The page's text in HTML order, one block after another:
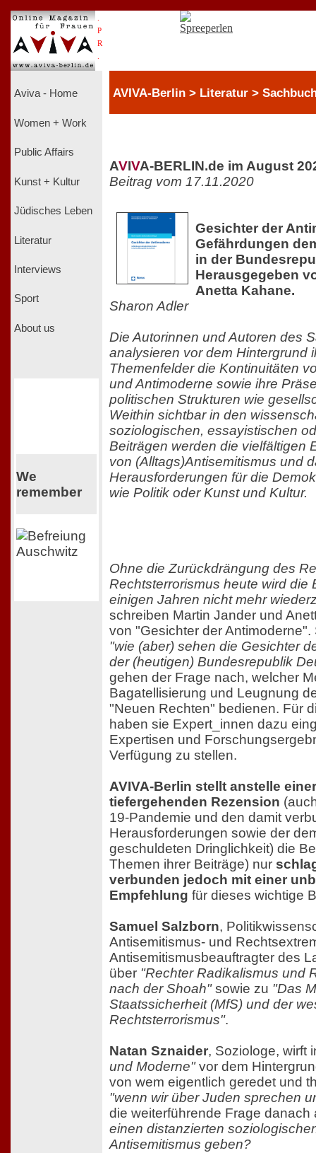
P
R
Aviva - Home
Women + Work
Public Affairs
Kunst + Kultur
Jüdisches Leben
Literatur
Interviews
Sport
About us
We
remember
AVIVA-Berlin > Literatur >
AVIVA-BERLIN.de im August
Beitrag vom 17.11.2020
Gesichter der
Gefährdungen
in der
Herausgegeben
Anetta Kahane.
Sharon Adler
Die Autorinnen und Autoren des
analysieren vor dem Hintergrund
Themenfelder die Kontinuitäten
und Antimoderne sowie ihre
politischen Strukturen wie
Weithin sichtbar in den
soziologischen, essayistischen
Beiträgen werden die vielfältigen
von (Alltags)Antisemitismus und
Herausforderungen für die
wie Politik oder Kunst und Kultur.
Ohne die Zurückdrängung des
Rechtsterrorismus heute wird die
einigen Jahren nicht mehr
schreiben Martin Jander und
von "Gesichter der
"wie (aber) sehen die Gesichter
der (heutigen) Bundesrepublik
gehen der Frage nach, welcher
Bagatellisierung und Leugnung
"Neuen Rechten" bedienen. Für
haben sie Expert_innen dazu
Expertisen und
Verfügung zu stellen.
AVIVA-Berlin stellt anstelle
tiefergehenden Rezension
19-Pandemie und den damit
Herausforderungen sowie der
geschuldeten Dringlichkeit) die
Themen ihrer Beiträge) nur
verbunden jedoch mit einer
Empfehlung für dieses wichtige
Samuel Salzborn,
Antisemitismus- und
Antisemitismusbeauftragter des
über "Rechter Radikalismus und
nach der Shoah"sowie zu "Das
Staatssicherheit (MfS) und der
Rechtsterrorismus".
Natan Sznaider, Soziologe, wirft
und Moderne"vor dem
von wem eigentlich geredet und
"wenn wir über Juden sprechen
die weiterführende Frage danach
einen distanzierten
Antisemitismus geben?